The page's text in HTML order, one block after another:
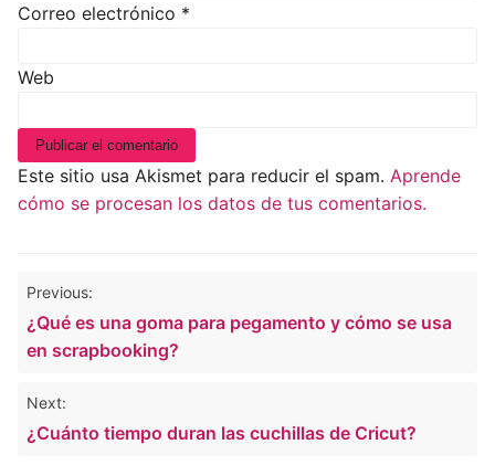
Correo electrónico *
Web
Este sitio usa Akismet para reducir el spam. Aprende
cómo se procesan los datos de tus comentarios.
Navegación
de
entradas
Previous:
¿Qué es una goma para pegamento y cómo se usa
en scrapbooking?
Next:
¿Cuánto tiempo duran las cuchillas de Cricut?